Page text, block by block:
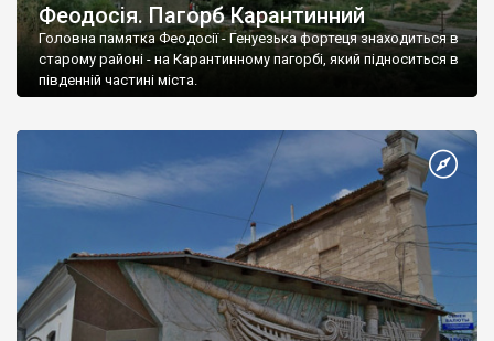
Феодосія. Пагорб Карантинний
Головна памятка Феодосії - Генуезька фортеця знаходиться в
старому районі - на Карантинному пагорбі, який підноситься в
південній частині міста.